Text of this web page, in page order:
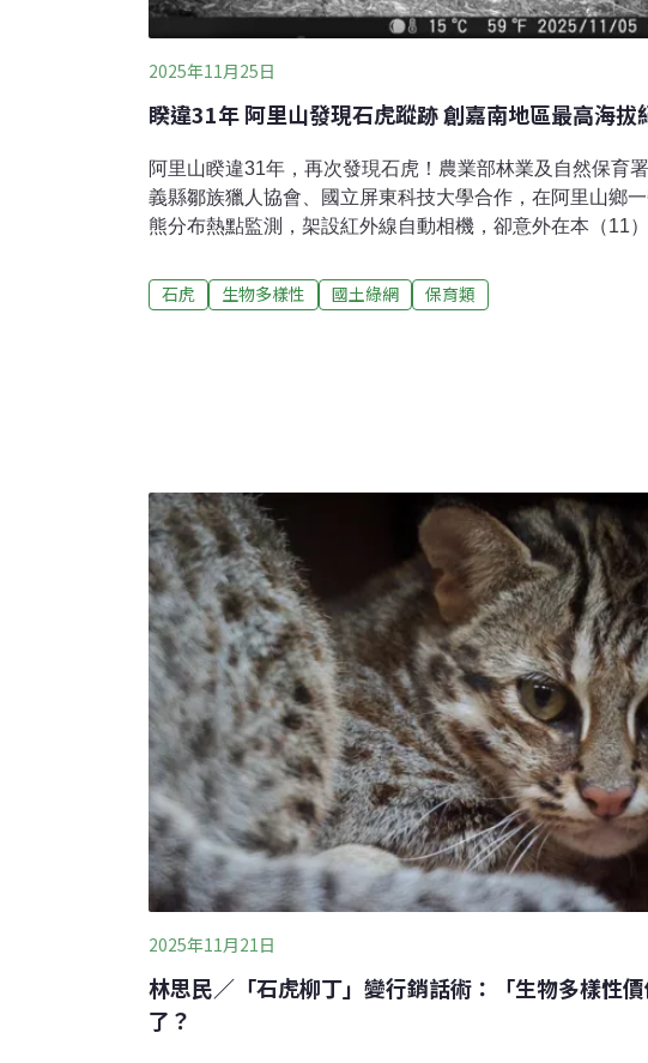
2025年11月25日
睽違31年 阿里山發現石虎蹤跡 創嘉南地區最高海拔
阿里山睽違31年，再次發現石虎！農業部林業及自然保育
義縣鄒族獵人協會、國立屏東科技大學合作，在阿里山鄉
熊分布熱點監測，架設紅外線自動相機，卻意外在本（11
創嘉南地區最高海拔發現紀錄。林保署20日透過新聞稿指出
有兩次發現石虎出沒，分別是2018年在中埔鄉，以及2022
殺、
石虎 生物多樣性 國土綠網 保育類
2025年11月21日
林思民／「石虎柳丁」變行銷話術：「生物多樣性
了？